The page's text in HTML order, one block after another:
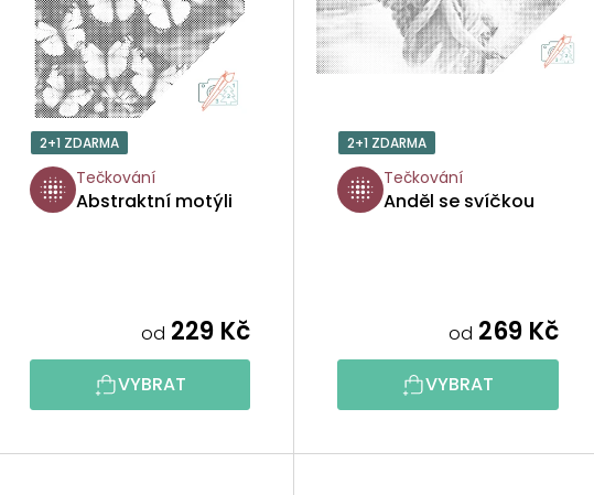
2+1 ZDARMA
Tečkování
Abstraktní motýli
od 229 Kč
VYBRAT
2+1 ZDARMA
Tečkování
Anděl se svíčkou
od 269 Kč
VYBRAT